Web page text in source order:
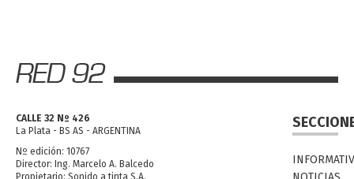
CALLE 32 Nº 426
La Plata - BS AS - ARGENTINA
Nº edición: 10767
Director: Ing. Marcelo A. Balcedo